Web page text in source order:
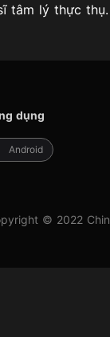
tâm lý thực thụ.
dụng
Android
© 2022